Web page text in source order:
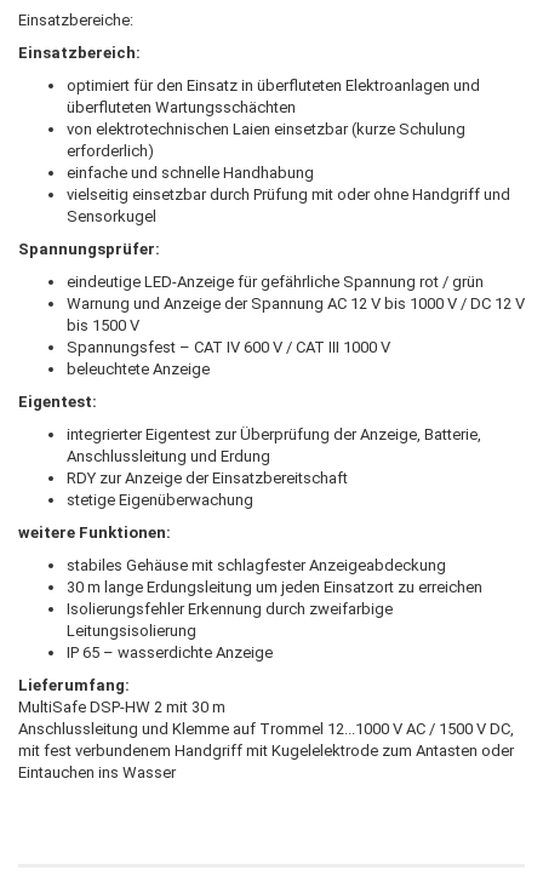
Einsatzbereiche:
Einsatzbereich:
optimiert für den Einsatz in überfluteten Elektroanlagen und
überfluteten Wartungsschächten
von elektrotechnischen Laien einsetzbar (kurze Schulung
erforderlich)
einfache und schnelle Handhabung
vielseitig einsetzbar durch Prüfung mit oder ohne Handgriff und
Sensorkugel
Spannungsprüfer:
eindeutige LED-Anzeige für gefährliche Spannung rot / grün
Warnung und Anzeige der Spannung AC 12 V bis 1000 V / DC 12 V
bis 1500 V
Spannungsfest – CAT IV 600 V / CAT III 1000 V
beleuchtete Anzeige
Eigentest:
integrierter Eigentest zur Überprüfung der Anzeige, Batterie,
Anschlussleitung und Erdung
RDY zur Anzeige der Einsatzbereitschaft
stetige Eigenüberwachung
weitere Funktionen:
stabiles Gehäuse mit schlagfester Anzeigeabdeckung
30 m lange Erdungsleitung um jeden Einsatzort zu erreichen
Isolierungsfehler Erkennung durch zweifarbige
Leitungsisolierung
IP 65 – wasserdichte Anzeige
Lieferumfang:
MultiSafe DSP-HW 2 mit 30 m
Anschlussleitung und Klemme auf Trommel 12...1000 V AC / 1500 V DC,
mit fest verbundenem Handgriff mit Kugelelektrode zum Antasten oder
Eintauchen ins Wasser